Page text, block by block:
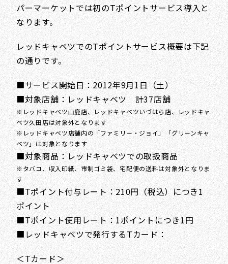
パーマーケットでは初のTポイントサービス導入と
なります。
レッドキャベツでのTポイントサービス概要は下記
の通りです。
■サービス開始日：2012年9月1日（土）
■対象店舗：レッドキャベツ 計37店舗
※レッドキャベツ山鹿店、レッドキャベツいづはら店、レッドキャ
ベツ久田店は対象外となります
※レッドキャベツ店舗内の「ファミリー・ジョイ」「グリーンキャ
ベツ」は対象となります
■対象商品：レッドキャベツでの取扱商品
※タバコ、収入印紙、市制ゴミ袋、宅配便の送料は対象外となりま
す
■Tポイント付与レート：210円（税込）につき1
ポイント
■Tポイント使用レート：1ポイントにつき1円
■レッドキャベツで発行するTカード：
＜Tカード＞